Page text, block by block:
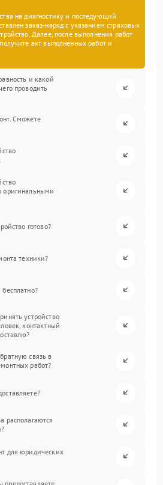
на диагностику и последующий
заказ-наряд с указанием страховых
Далее, после выполнения работ
акт выполненных работ и
и какой
проводить
Сможете
оригинальными
готово?
техники?
устройство
контактный
связь в
работ?
располагаются
для юридических